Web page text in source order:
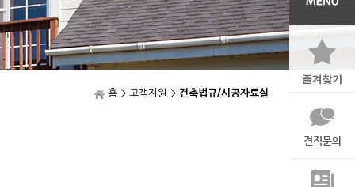
홈 > 고객지원 > 건축법규/시공자료실